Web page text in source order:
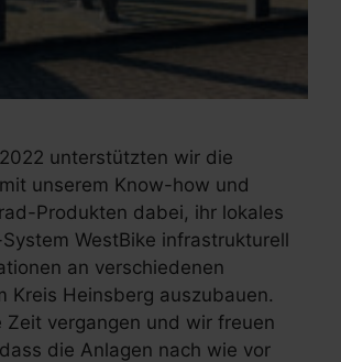
unterstützten wir die
unserem Know-how und
Produkten dabei, ihr lokales
WestBike infrastrukturell
an verschiedenen
Kreis Heinsberg auszubauen.
Zeit vergangen und wir freuen
die Anlagen nach wie vor